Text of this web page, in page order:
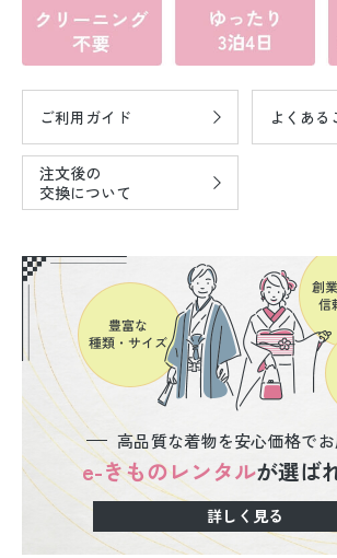
ご利用ガイド よくある
注文後の
交換について
高品質な着物を安心価格で
e-きものレンタルが選ば
詳しく見る